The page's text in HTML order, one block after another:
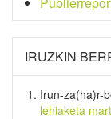
IRUZKIN
Irun-za(ha)r-
lehiaketa